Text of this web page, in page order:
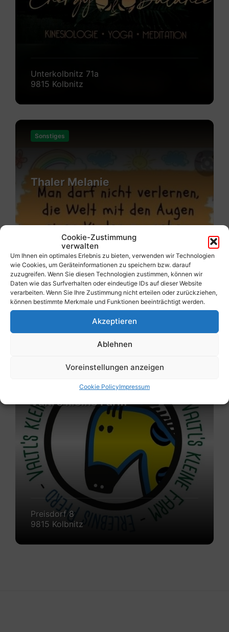
Cookie-Zustimmung
verwalten
Um Ihnen ein optimales Erlebnis zu bieten, verwenden wir Technologien
wie Cookies, um Geräteinformationen zu speichern bzw. darauf
zuzugreifen. Wenn Sie diesen Technologien zustimmen, können wir
Daten wie das Surfverhalten oder eindeutige IDs auf dieser Website
verarbeiten. Wenn Sie Ihre Zustimmung nicht erteilen oder zurückziehen,
können bestimmte Merkmale und Funktionen beeinträchtigt werden.
Akzeptieren
Ablehnen
Voreinstellungen anzeigen
Cookie PolicyImpressum
Unterkolbnitz 71a
9815 Kolbnitz
Sonstiges
Thaler Melanie
Zandlach 39
9815 Kolbnitz
Mehr
erfahren
Valtl’s kleine Farm
Preisdorf 8
9815 Kolbnitz